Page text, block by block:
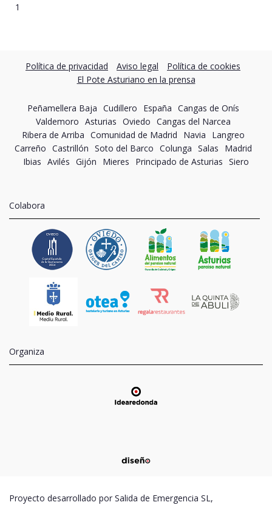
1
Política de privacidad Aviso legal
Política de cookies
El Pote Asturiano en la prensa
Peñamellera Baja Cudillero España Cangas de Onís
Valdemoro Asturias Oviedo Cangas del Narcea
Ribera de Arriba Comunidad de Madrid Navia
Langreo
Carreño Castrillón Soto del Barco Colunga Salas
Madrid
Ibias Avilés Gijón Mieres Principado de Asturias Siero
Colabora
Organiza
Proyecto desarrollado por Salida de Emergencia SL,